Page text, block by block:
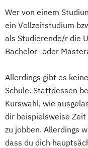
(Aufbaukurs)
Leitende
vollstationäre
eines
Leitung eines
Mentor und
Palliative
Pflegeberater
Sozialwesen
Dienst
Wer von einem
ein Vollzeitstudium
als Studierende/r die
Bachelor- oder
Allerdings gibt es
Schule. Stattdessen
Kurswahl, wie
dir beispielsweise
zu jobben. Allerdings
dass du dich